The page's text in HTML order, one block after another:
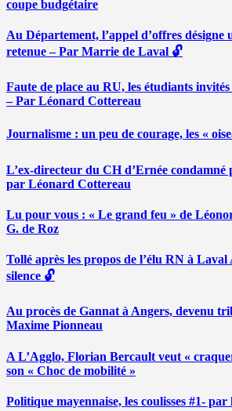
coupe budgétaire
Au Département, l’appel d’offres désigne
retenue – Par Marrie de Laval 🔓
Faute de place au RU, les étudiants
– Par Léonard Cottereau
Journalisme : un peu de courage, les «
L’ex-directeur du CH d’Ernée condamné
par Léonard Cottereau
Lu pour vous : « Le grand feu » de
G. de Roz
Tollé après les propos de l’élu RN à Laval
silence 🔓
Au procès de Gannat à Angers, devenu
Maxime Pionneau
A L’Agglo, Florian Bercault veut «
son « Choc de mobilité »
Politique mayennaise, les coulisses #1-